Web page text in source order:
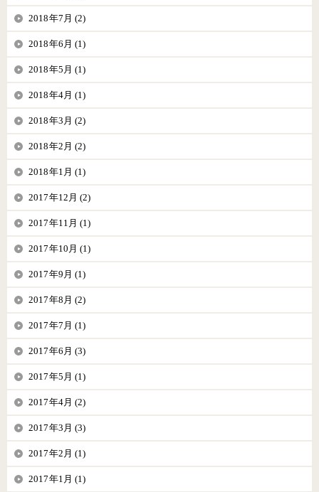
2018年7月 (2)
2018年6月 (1)
2018年5月 (1)
2018年4月 (1)
2018年3月 (2)
2018年2月 (2)
2018年1月 (1)
2017年12月 (2)
2017年11月 (1)
2017年10月 (1)
2017年9月 (1)
2017年8月 (2)
2017年7月 (1)
2017年6月 (3)
2017年5月 (1)
2017年4月 (2)
2017年3月 (3)
2017年2月 (1)
2017年1月 (1)